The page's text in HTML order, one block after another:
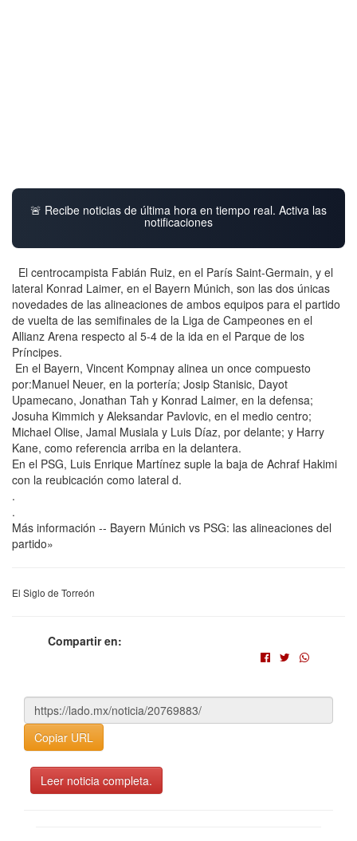
🚨 Recibe noticias de última hora en tiempo real. Activa las
notificaciones
El centrocampista Fabián Ruiz, en el París Saint-Germain, y el
lateral Konrad Laimer, en el Bayern Múnich, son las dos únicas
novedades de las alineaciones de ambos equipos para el partido
de vuelta de las semifinales de la Liga de Campeones en el
Allianz Arena respecto al 5-4 de la ida en el Parque de los
Príncipes.
En el Bayern, Vincent Kompnay alinea un once compuesto
por:Manuel Neuer, en la portería; Josip Stanisic, Dayot
Upamecano, Jonathan Tah y Konrad Laimer, en la defensa;
Josuha Kimmich y Aleksandar Pavlovic, en el medio centro;
Michael Olise, Jamal Musiala y Luis Díaz, por delante; y Harry
Kane, como referencia arriba en la delantera.
En el PSG, Luis Enrique Martínez suple la baja de Achraf Hakimi
con la reubicación como lateral d.
.
.
Más información -- Bayern Múnich vs PSG: las alineaciones del
partido»
El Siglo de Torreón
Compartir en:
Copiar URL
Leer noticia completa.